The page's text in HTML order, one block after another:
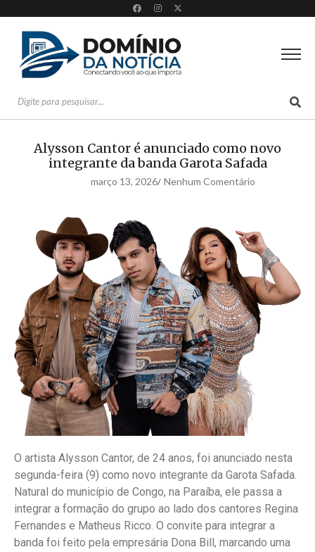
Alysson Cantor é anunciado como novo
integrante da banda Garota Safada
março 13, 2026/ Nenhum Comentário
O artista Alysson Cantor, de 24 anos, foi anunciado nesta
segunda-feira (9) como novo integrante da Garota Safada.
Natural do município de Congo, na Paraíba, ele passa a
integrar a formação do grupo ao lado dos cantores Regina
Fernandes e Matheus Ricco. O convite para integrar a
banda foi feito pela empresária Dona Bill, marcando uma